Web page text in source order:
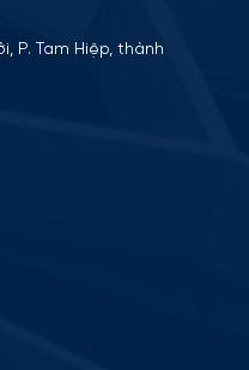
P. Tam Hiệp, thành